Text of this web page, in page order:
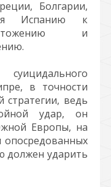
Болгарии,
Испанию к
и
в точности
стратегии, ведь
удар, он
Европы, на
должен ударить